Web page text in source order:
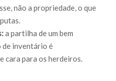
não a propriedade, o que
a partilha de um bem
de inventário é
cara para os herdeiros.